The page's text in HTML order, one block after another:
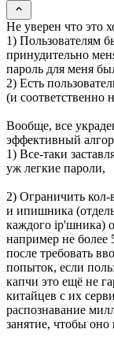
Не уверен что это
1) Пользователям
принудительно
пароль для меня
2) Есть
(и соответственно
Вообще, все
эффективный
1) Все-таки
уж легкие пароли,
2) Ограничить кол-
и ипишника
каждого ip'шника)
например не более
после требовать
попыток, если
капчи это ещё не
китайцев с их
распознавание
занятие, чтобы